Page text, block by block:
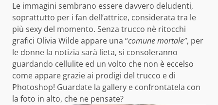
Le immagini sembrano essere davvero deludenti,
soprattutto per i fan dell’attrice, considerata tra le
più sexy del momento. Senza trucco nè ritocchi
grafici Olivia Wilde appare una “comune mortale”, per
le donne la notizia sarà lieta, si consoleranno
guardando cellulite ed un volto che non è eccelso
come appare grazie ai prodigi del trucco e di
Photoshop! Guardate la gallery e confrontatela con
la foto in alto, che ne pensate?